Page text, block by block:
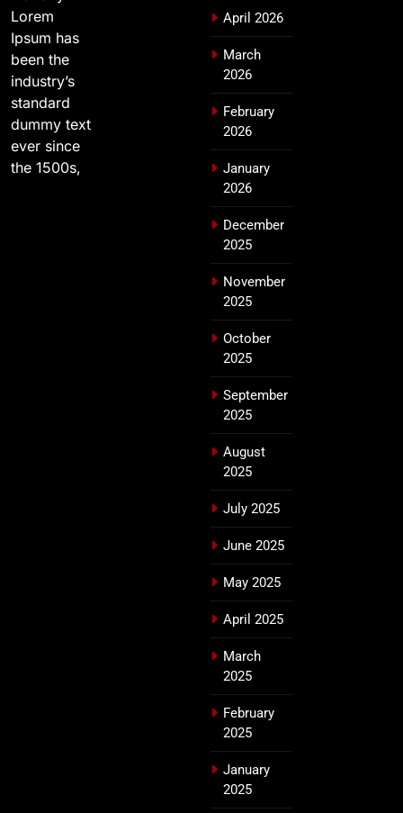
Lorem
Ipsum has
been the
industry’s
standard
dummy text
ever since
the 1500s,
April 2026
March
2026
February
2026
January
2026
December
2025
November
2025
October
2025
September
2025
August
2025
July 2025
June 2025
May 2025
April 2025
March
2025
February
2025
January
2025